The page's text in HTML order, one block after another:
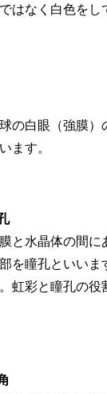
はなく白色をし
の白眼（強膜
ます。
と水晶体の間に
を瞳孔といいま
虹彩と瞳孔の